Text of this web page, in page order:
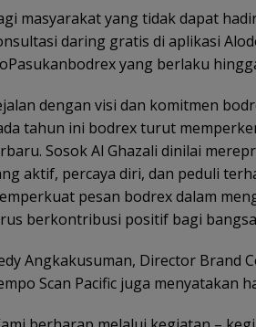
masyarakat yang tidak dapat
daring gratis di aplikasi
yang berlaku
dengan visi dan komitmen
tahun ini bodrex turut
Sosok Al Ghazali dinilai
aktif, percaya diri, dan peduli
pesan bodrex dalam
berkontribusi positif bagi
Angkakusuman, Director Brand
Scan Pacific juga menyatakan